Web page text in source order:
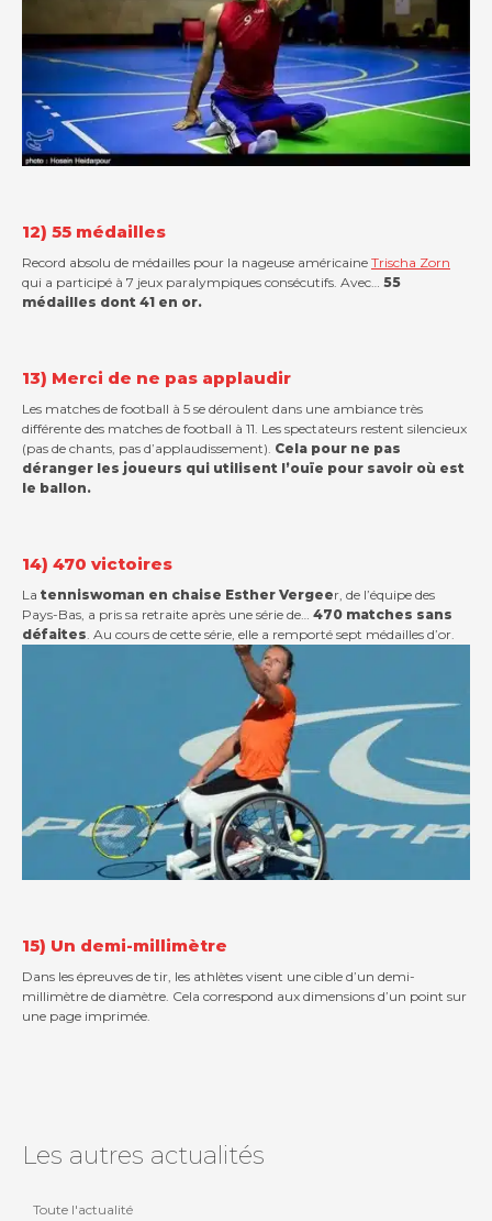
12) 55 médailles
Record absolu de médailles pour la nageuse américaine Trischa Zorn
qui a participé à 7 jeux paralympiques consécutifs. Avec… 55
médailles dont 41 en or.
13) Merci de ne pas applaudir
Les matches de football à 5 se déroulent dans une ambiance très
différente des matches de football à 11. Les spectateurs restent silencieux
(pas de chants, pas d’applaudissement). Cela pour ne pas
déranger les joueurs qui utilisent l’ouïe pour savoir où est
le ballon.
14) 470 victoires
La tenniswoman en chaise Esther Vergeer, de l’équipe des
Pays-Bas, a pris sa retraite après une série de… 470 matches sans
défaites. Au cours de cette série, elle a remporté sept médailles d’or.
15) Un demi-millimètre
Dans les épreuves de tir, les athlètes visent une cible d’un demi-
millimètre de diamètre. Cela correspond aux dimensions d’un point sur
une page imprimée.
Les autres actualités
Toute l'actualité